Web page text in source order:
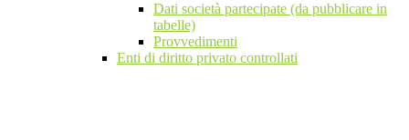
Dati società partecipate (da pubblicare in
tabelle)
Provvedimenti
Enti di diritto privato controllati